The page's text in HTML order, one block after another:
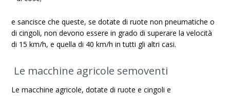
e sancisce che queste, se dotate di ruote non pneumatiche o
di cingoli, non devono essere in grado di superare la velocità
di 15 km/h, e quella di 40 km/h in tutti gli altri casi.
Le macchine agricole semoventi
Le macchine agricole, dotate diruote e cingoli e